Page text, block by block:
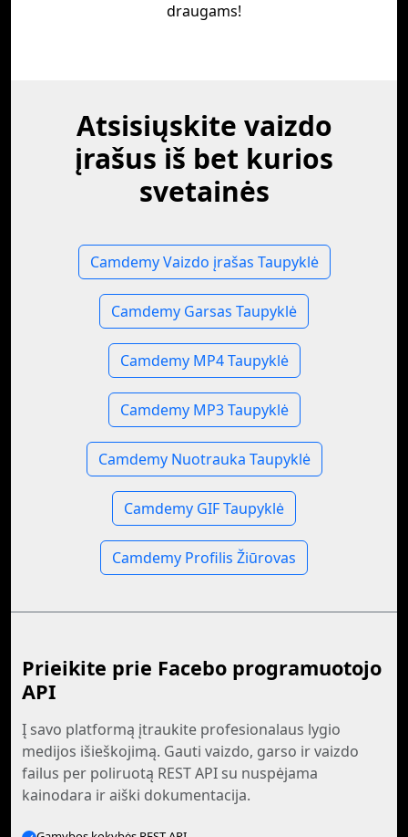
draugams!
Atsisiųskite vaizdo
įrašus iš bet kurios
svetainės
Camdemy Vaizdo įrašas Taupyklė
Camdemy Garsas Taupyklė
Camdemy MP4 Taupyklė
Camdemy MP3 Taupyklė
Camdemy Nuotrauka Taupyklė
Camdemy GIF Taupyklė
Camdemy Profilis Žiūrovas
Prieikite prie Facebo programuotojo
API
Į savo platformą įtraukite profesionalaus lygio
medijos išieškojimą. Gauti vaizdo, garso ir vaizdo
failus per poliruotą REST API su nuspėjama
kainodara ir aiški dokumentacija.